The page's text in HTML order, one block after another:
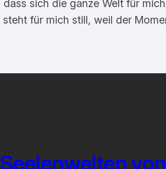
sich die ganze Welt für
für mich still, weil der
Seelenwelten